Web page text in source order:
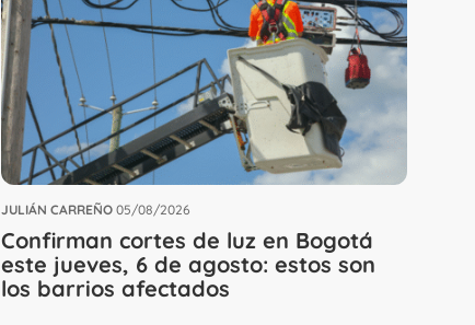
JULIÁN CARREÑO 05/08/2026
Confirman cortes de luz en Bogotá
este jueves, 6 de agosto: estos son
los barrios afectados